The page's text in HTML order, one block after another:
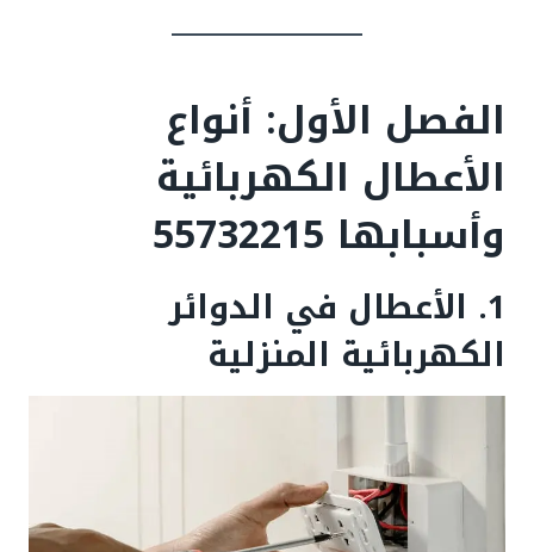
الفصل الأول: أنواع
الأعطال الكهربائية
وأسبابها
1. الأعطال في الدوائر
الكهربائية المنزلية